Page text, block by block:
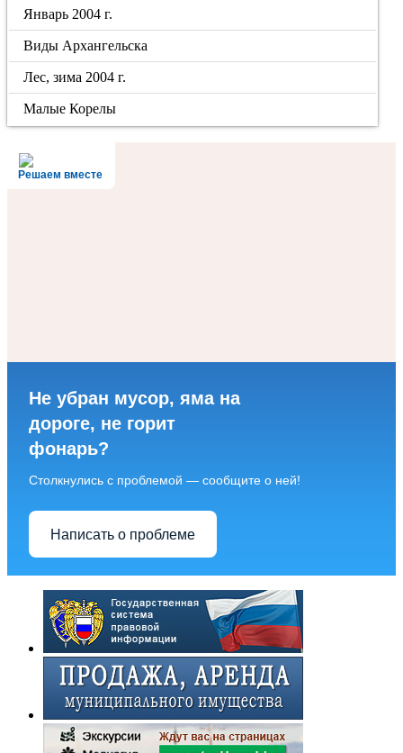
Январь 2004 г.
Виды Архангельска
Лес, зима 2004 г.
Малые Корелы
Решаем вместе
Не убран мусор, яма на
дороге, не горит
фонарь?
Столкнулись с проблемой — сообщите о ней!
Написать о проблеме